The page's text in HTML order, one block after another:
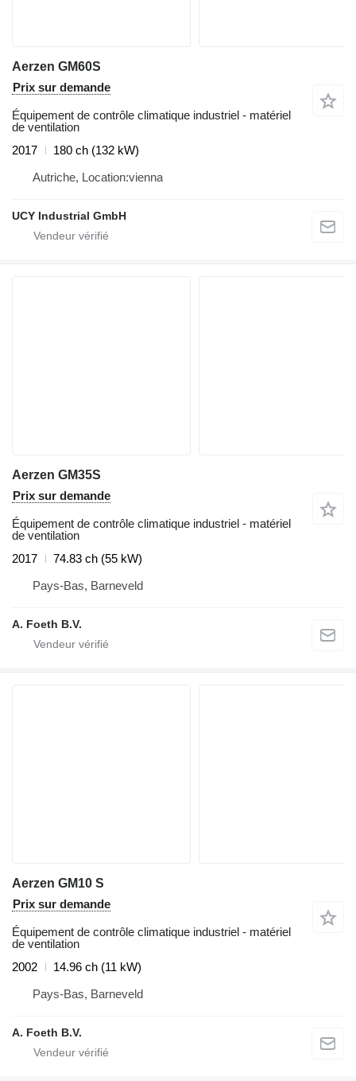
Aerzen GM60S
Prix sur demande
Équipement de contrôle climatique industriel - matériel
de ventilation
2017
180 ch (132 kW)
Autriche, Location:vienna
UCY Industrial GmbH
Aerzen GM35S
Prix sur demande
Équipement de contrôle climatique industriel - matériel
de ventilation
2017
74.83 ch (55 kW)
Pays-Bas, Barneveld
A. Foeth B.V.
Aerzen GM10 S
Prix sur demande
Équipement de contrôle climatique industriel - matériel
de ventilation
2002
14.96 ch (11 kW)
Pays-Bas, Barneveld
A. Foeth B.V.